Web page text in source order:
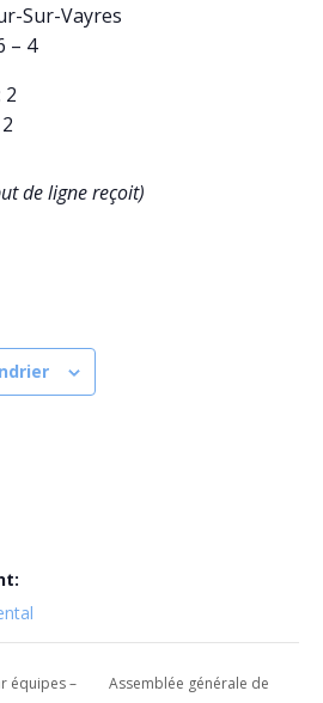
Sur-Vayres
– 4
2
de ligne reçoit)
équipes – Assemblée générale de